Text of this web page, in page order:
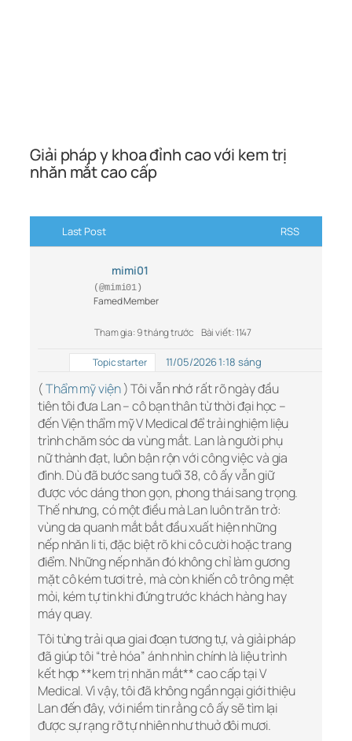
Giải pháp y khoa đỉnh cao với kem trị
nhăn mắt cao cấp
Last Post RSS
mimi01
(@mimi01)
Famed Member
Tham gia: 9 tháng trước Bài viết: 1147
Topic starter 11/05/2026 1:18 sáng
(Thẩm mỹ viện) Tôi vẫn nhớ rất rõ ngày đầu
tiên tôi đưa Lan – cô bạn thân từ thời đại học –
đến Viện thẩm mỹ V Medical để trải nghiệm liệu
trình chăm sóc da vùng mắt. Lan là người phụ
nữ thành đạt, luôn bận rộn với công việc và gia
đình. Dù đã bước sang tuổi 38, cô ấy vẫn giữ
được vóc dáng thon gọn, phong thái sang trọng.
Thế nhưng, có một điều mà Lan luôn trăn trở:
vùng da quanh mắt bắt đầu xuất hiện những
nếp nhăn li ti, đặc biệt rõ khi cô cười hoặc trang
điểm. Những nếp nhăn đó không chỉ làm gương
mặt cô kém tươi trẻ, mà còn khiến cô trông mệt
mỏi, kém tự tin khi đứng trước khách hàng hay
máy quay.
Tôi từng trải qua giai đoạn tương tự, và giải pháp
đã giúp tôi “trẻ hóa” ánh nhìn chính là liệu trình
kết hợp **kem trị nhăn mắt** cao cấp tại V
Medical. Vì vậy, tôi đã không ngần ngại giới thiệu
Lan đến đây, với niềm tin rằng cô ấy sẽ tìm lại
được sự rạng rỡ tự nhiên như thuở đôi mươi.